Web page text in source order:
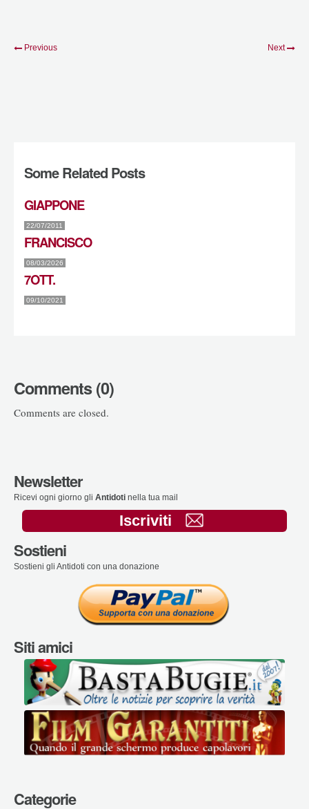
Previous Next
Some Related Posts
GIAPPONE
22/07/2011
FRANCISCO
08/03/2026
7OTT.
09/10/2021
Comments (0)
Comments are closed.
Newsletter
Ricevi ogni giorno gli Antidoti nella tua mail
Iscriviti
Sostieni
Sostieni gli Antidoti con una donazione
Siti amici
Categorie